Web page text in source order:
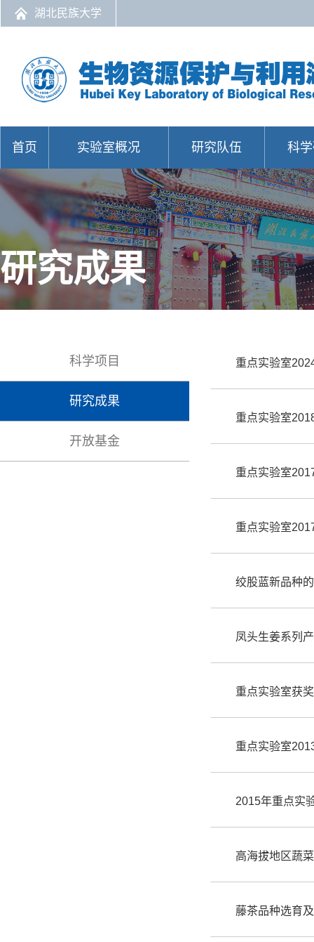
湖北民族大学
首页 实验室概况 研究队伍 科
研究成果
科学项目
研究成果
开放基金
重点实验室
重点实验室
重点实验室
重点实验室
绞股蓝新品种
凤头生姜系列
重点实验室获
重点实验室
2015年重点实
高海拔地区蔬
藤茶品种选育